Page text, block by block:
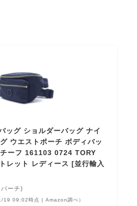
ッグ ショルダーバッグ ナイ
ウエストポーチ ボディバッ
ーフ 161103 0724 TORY
レット レディース [並行輸入
ーチ)
19 09:02時点 | Amazon調べ）